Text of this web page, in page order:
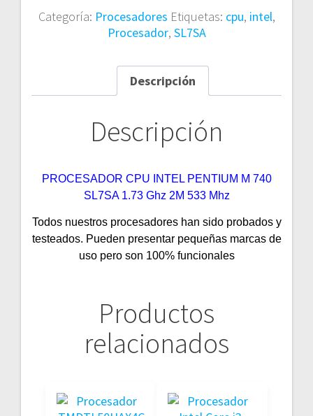
Categoría: Procesadores Etiquetas: cpu, intel,
Procesador, SL7SA
Descripción
Descripción
PROCESADOR CPU INTEL PENTIUM M 740
SL7SA 1.73 Ghz 2M 533 Mhz
Todos nuestros procesadores han sido probados y
testeados. Pueden presentar pequeñas marcas de
uso pero son 100% funcionales
Productos
relacionados